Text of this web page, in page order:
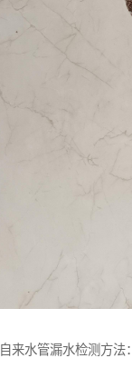
来水管漏水检测方法：